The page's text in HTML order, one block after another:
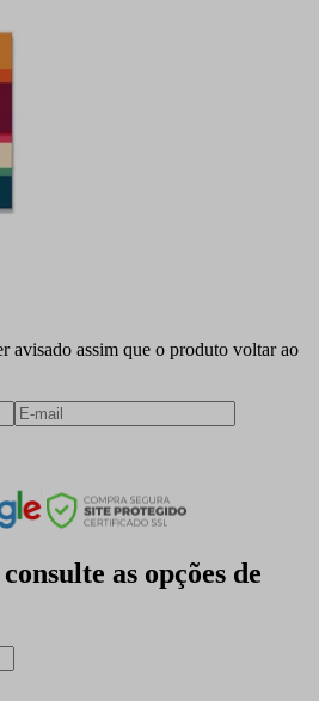
avisado assim que o produto voltar ao
as opções de